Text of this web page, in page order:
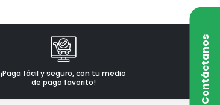
¡Paga fácil y seguro, con tu medio
de pago favorito!
Contáctanos